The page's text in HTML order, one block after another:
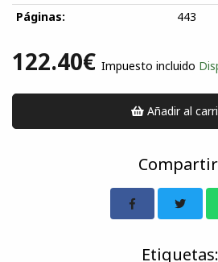
Páginas:
443
122.40€ Impuesto incluido
Añadir al
Etiquetas: